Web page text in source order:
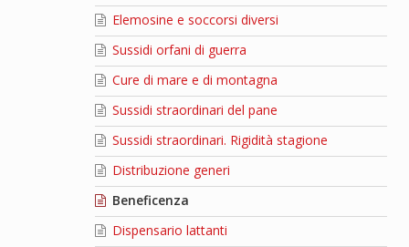
Elemosine e soccorsi diversi
Sussidi orfani di guerra
Cure di mare e di montagna
Sussidi straordinari del pane
Sussidi straordinari. Rigidità stagione
Distribuzione generi
Beneficenza
Dispensario lattanti